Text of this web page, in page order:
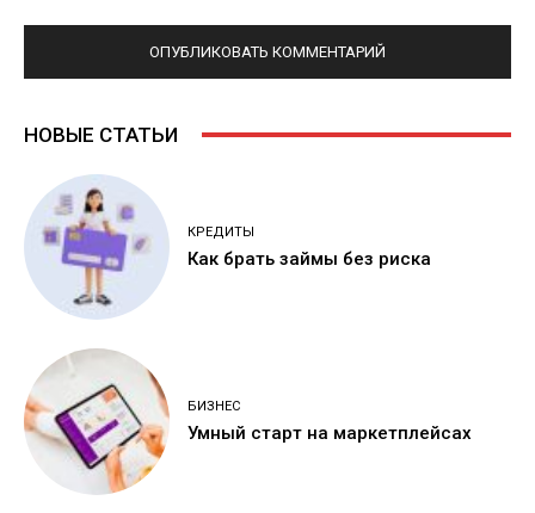
НОВЫЕ СТАТЬИ
КРЕДИТЫ
Как брать займы без риска
БИЗНЕС
Умный старт на маркетплейсах